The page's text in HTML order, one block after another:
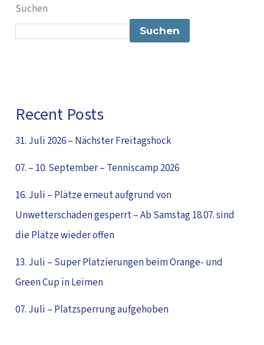
Suchen
Suchen
Recent Posts
31. Juli 2026 – Nächster Freitagshock
07. – 10. September – Tenniscamp 2026
16. Juli – Plätze erneut aufgrund von
Unwetterschäden gesperrt – Ab Samstag 18.07. sind
die Plätze wieder offen
13. Juli – Super Platzierungen beim Orange- und
Green Cup in Leimen
07. Juli – Platzsperrung aufgehoben